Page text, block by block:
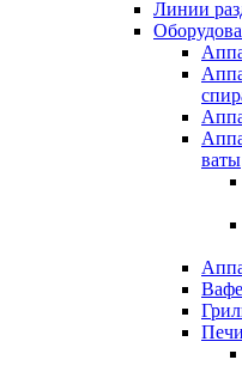
Линии
ваты